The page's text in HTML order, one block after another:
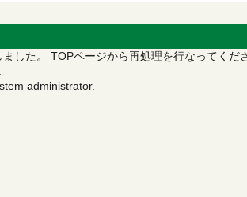
した。 TOPページから再処理を行なってくだ
administrator.